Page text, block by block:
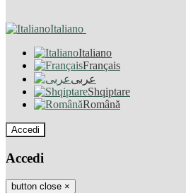
Italiano
Italiano
Français
عربى
Shqiptare
Română
Accedi
Accedi
button close ×